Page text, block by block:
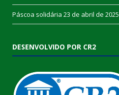
Páscoa solidária 23 de abril de 2025
DESENVOLVIDO POR CR2